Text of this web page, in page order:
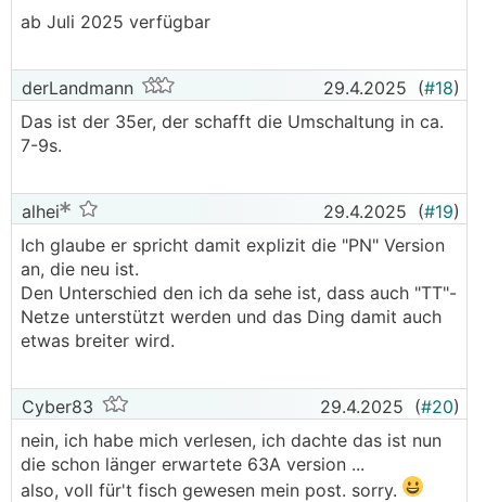
ab Juli 2025 verfügbar
derLandmann 29.4.2025 (#18)
Das ist der 35er, der schafft die Umschaltung in ca.
7-9s.
alhei 29.4.2025 (#19)
Ich glaube er spricht damit explizit die "PN" Version
an, die neu ist.
Den Unterschied den ich da sehe ist, dass auch "TT"-
Netze unterstützt werden und das Ding damit auch
etwas breiter wird.
Cyber83 29.4.2025 (#20)
nein, ich habe mich verlesen, ich dachte das ist nun
die schon länger erwartete 63A version ...
also, voll für't fisch gewesen mein post. sorry.